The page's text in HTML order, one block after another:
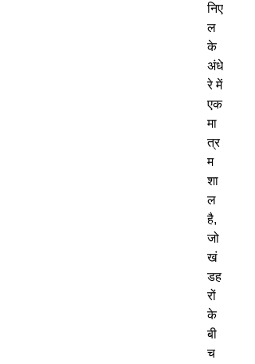
निए
ल
के
अंधे
रे में
एक
मा
त्र
म
शा
ल
है,
जो
खं
डह
रों
के
बी
च